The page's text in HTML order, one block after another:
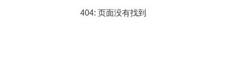
404: 页面没有找到